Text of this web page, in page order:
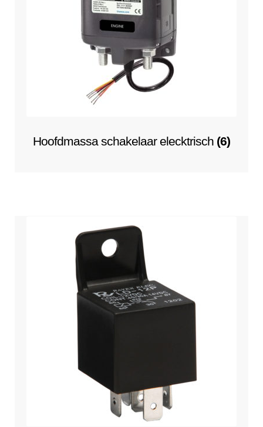
Hoofdmassa schakelaar elecktrisch (6)